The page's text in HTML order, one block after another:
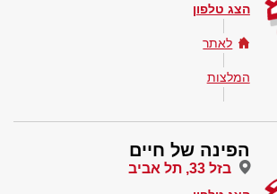
הצג טלפון
לאתר
המלצות
הפינה של חיים
בזל 33, תל אביב